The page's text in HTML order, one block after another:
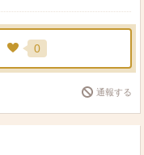
0
通報する